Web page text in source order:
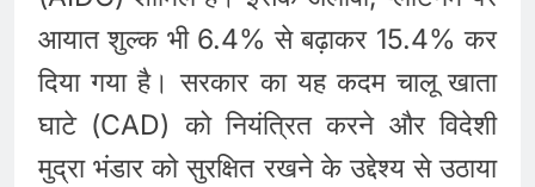
आयात शुल्क भी 6.4% से बढ़ाकर 15.4% कर
दिया गया है। सरकार का यह कदम चालू खाता
घाटे (CAD) को नियंत्रित करने और विदेशी
मुद्रा भंडार को सुरक्षित रखने के उद्देश्य से उठाया